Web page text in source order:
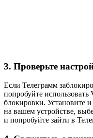
3. Проверьте
Если Телеграмм
попробуйте использовать
блокировки. Установите
на вашем устройстве,
и попробуйте зайти в